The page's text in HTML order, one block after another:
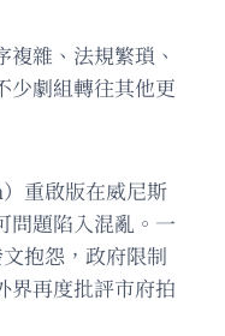
雜、法規繁瑣、
少劇組轉往其他更
重啟版在威尼斯
問題陷入混亂。一
抱怨，政府限制
界再度批評市府拍